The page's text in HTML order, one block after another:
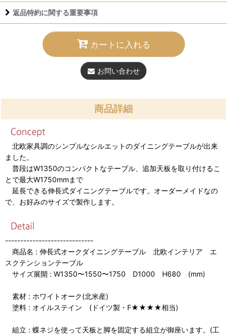
返品特約に関する重要事項
カートに入れる
お問い合わせ
商品詳細
北欧家具調のシンプルなシルエットのダイニングテーブルが出来
ました。
普段はW1350のコンパクトなテーブル、追加天板を取り付けるこ
とで最大W1750mmまで
延長できる伸長式ダイニングテーブルです。オーダーメイドなの
で、お好みのサイズで製作します。
-----------------------------
商品名 : 伸長式オークダイニングテーブル 北欧インテリア エ
スクテンションテーブル
サイズ展開 : W1350〜1550〜1750 D1000 H680 (mm)
素材 : ホワイトオーク(北米産)
塗料 : オイルステイン (ドイツ製・F★★★★相当)
組立 : 蝶ネジを使って天板と脚を固定する組立が御座います。(工